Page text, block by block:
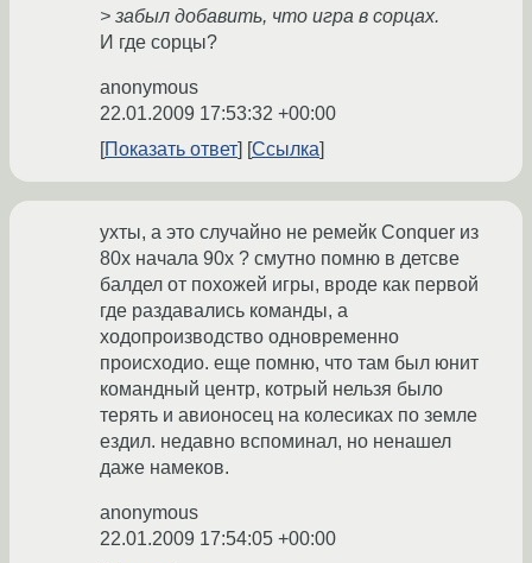
> забыл добавить, что игра в сорцах.
И где сорцы?
anonymous
22.01.2009 17:53:32 +00:00
Показать ответ
Ссылка
ухты, а это случайно не ремейк Conquer из
80х начала 90х ? смутно помню в детсве
балдел от похожей игры, вроде как первой
где раздавались команды, а
ходопроизводство одновременно
происходио. еще помню, что там был юнит
командный центр, котрый нельзя было
терять и авионосец на колесиках по земле
ездил. недавно вспоминал, но ненашел
даже намеков.
anonymous
22.01.2009 17:54:05 +00:00